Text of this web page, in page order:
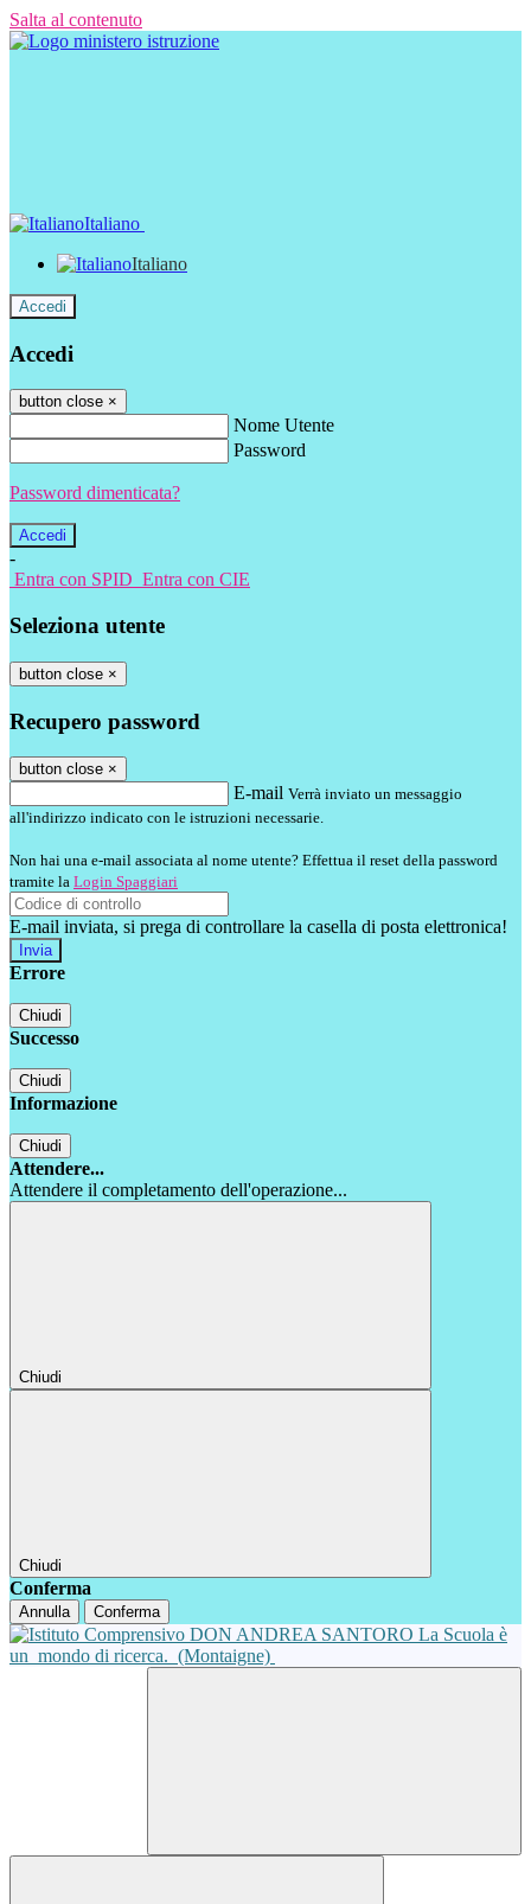
Salta al contenuto
Italiano
Italiano
Accedi
Accedi
button close ×
Nome Utente
Password
Password dimenticata?
-
Entra con SPID Entra con CIE
Seleziona utente
button close ×
Recupero password
button close ×
E-mail Verrà inviato un messaggio
all'indirizzo indicato con le istruzioni necessarie.
Non hai una e-mail associata al nome utente? Effettua il reset della password
tramite la Login Spaggiari
E-mail inviata, si prega di controllare la casella di posta elettronica!
Errore
Chiudi
Successo
Chiudi
Informazione
Chiudi
Attendere...
Attendere il completamento dell'operazione...
Chiudi
Chiudi
Conferma
Annulla Conferma
La Scuola è
un mondo di ricerca. (Montaigne)